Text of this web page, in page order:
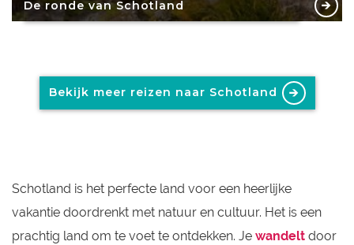
De ronde van Schotland
Bekijk meer reizen naar Schotland
Schotland is het perfecte land voor een heerlijke
vakantie doordrenkt met natuur en cultuur. Het is een
prachtig land om te voet te ontdekken. Je wandelt door